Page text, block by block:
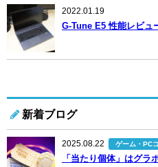
2022.01.19
G-Tune E5 性能レビュ
新着ブログ
2025.08.22 ゲーム・PC
「当たり個体」はグラ